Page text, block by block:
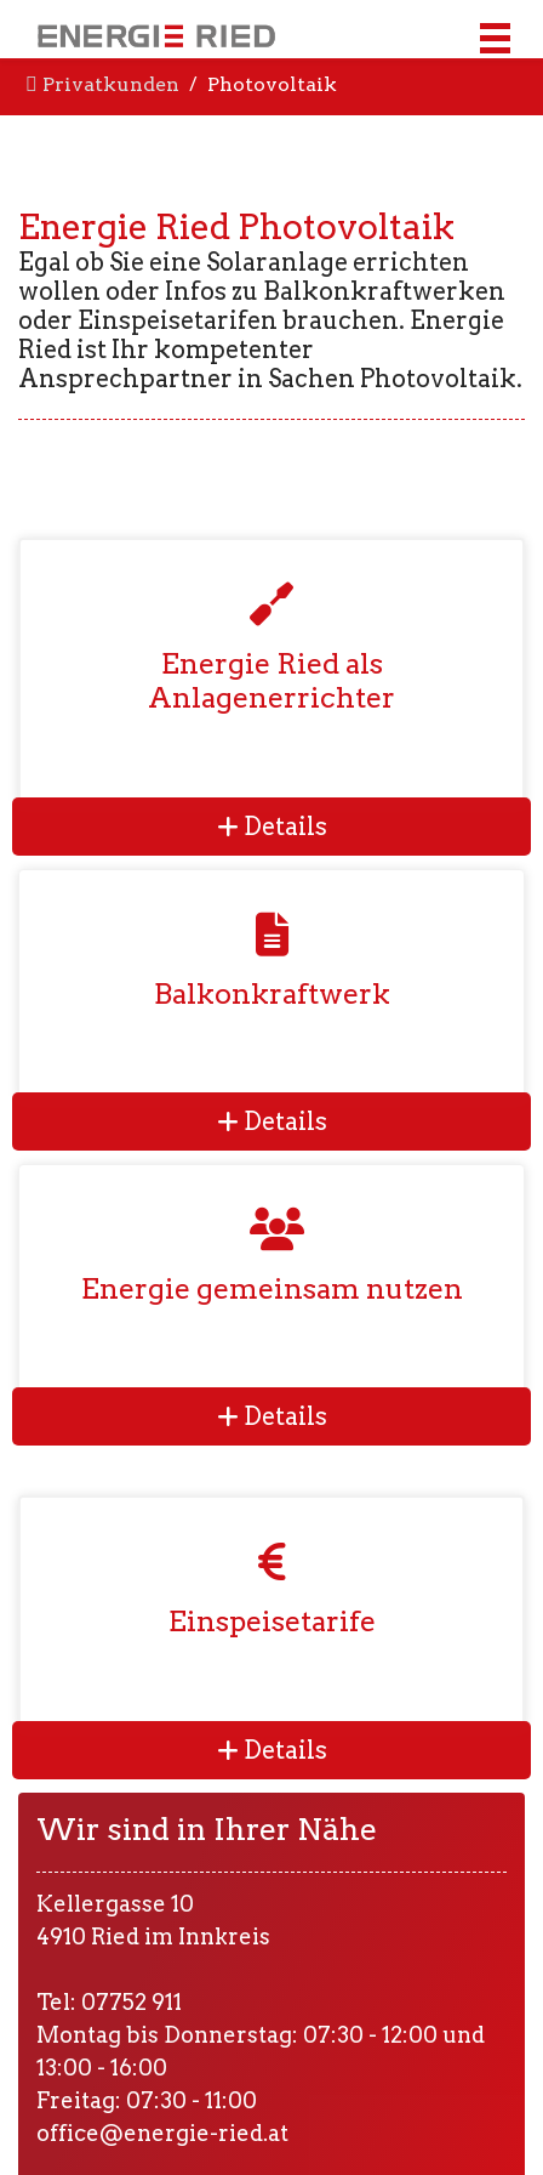
Privatkunden Photovoltaik
Energie Ried Photovoltaik
Egal ob Sie eine Solaranlage errichten
wollen oder Infos zu Balkonkraftwerken
oder Einspeisetarifen brauchen. Energie
Ried ist Ihr kompetenter
Ansprechpartner in Sachen Photovoltaik.
Energie Ried als
Anlagenerrichter
Balkonkraftwerk
Energie gemeinsam nutzen
Details
Details
Details
Einspeisetarife
Wir sind in Ihrer Nähe
Kellergasse 10
4910 Ried im Innkreis
Tel: 07752 911
Montag bis Donnerstag: 07:30 - 12:00 und
13:00 - 16:00
Freitag: 07:30 - 11:00
office@energie-ried.at
Details